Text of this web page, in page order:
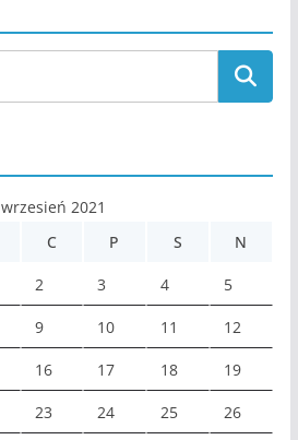
wrzesień 2021
C P S N
2 3 4 5
9 10 11 12
16 17 18 19
23 24 25 26